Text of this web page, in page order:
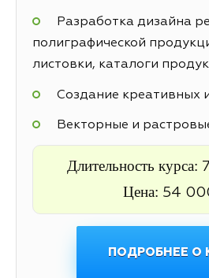
Разработка дизайна
полиграфической
листовки, каталоги
Создание креативных
Векторные и
Длительность курса:
Цена: 54
ПОДРОБНЕЕ О